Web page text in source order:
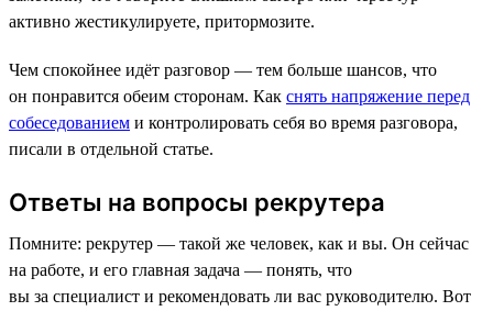
активно жестикулируете, притормозите.
Чем спокойнее идёт разговор — тем больше шансов, что
он понравится обеим сторонам. Как снять напряжение перед
собеседованием и контролировать себя во время разговора,
писали в отдельной статье.
Ответы на вопросы рекрутера
Помните: рекрутер — такой же человек, как и вы. Он сейчас
на работе, и его главная задача — понять, что
вы за специалист и рекомендовать ли вас руководителю. Вот